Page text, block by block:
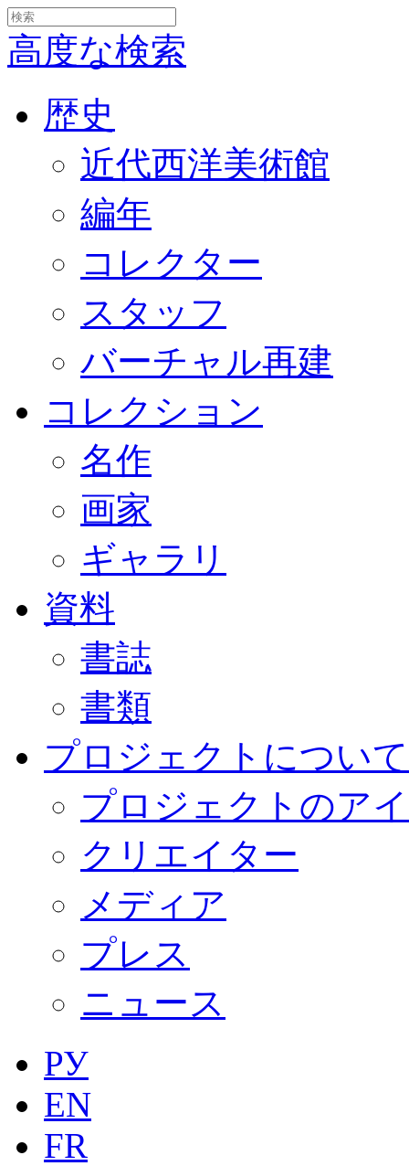
高度な検索
歴史
近代西洋美術館
編年
コレクター
スタッフ
バーチャル再建
コレクション
名作
画家
ギャラリ
資料
書誌
書類
プロジェクトについて
プロジェクトのア
クリエイター
メディア
プレス
ニュース
РУ
EN
FR